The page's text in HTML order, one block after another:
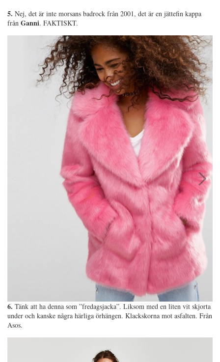
5. Nej, det är inte morsans badrock från 2001, det är en jättefin kappa
från Ganni. FAKTISKT.
6. Tänk att ha denna som ”fredagsjacka”. Liksom med en liten vit skjorta
under och kanske några härliga örhängen. Klackskorna mot asfalten. Från
Asos.